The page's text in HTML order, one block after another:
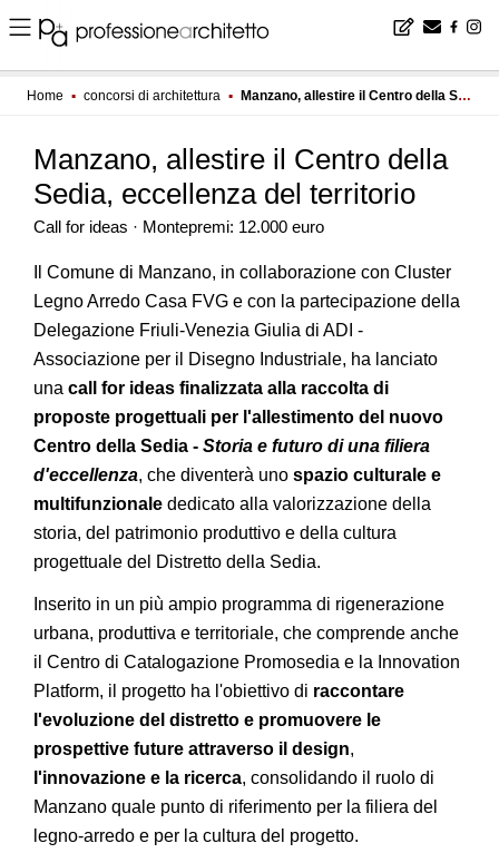
Home ▪ concorsi di architettura ▪ Manzano, allestire il Centro della Sedia, eccellenza del territorio
Manzano, allestire il Centro della
Sedia, eccellenza del territorio
Call for ideas · Montepremi: 12.000 euro
Il Comune di Manzano, in collaborazione con Cluster
Legno Arredo Casa FVG e con la partecipazione della
Delegazione Friuli-Venezia Giulia di ADI -
Associazione per il Disegno Industriale, ha lanciato
una call for ideas finalizzata alla raccolta di
proposte progettuali per l'allestimento del nuovo
Centro della Sedia - Storia e futuro di una filiera
d'eccellenza, che diventerà uno spazio culturale e
multifunzionale dedicato alla valorizzazione della
storia, del patrimonio produttivo e della cultura
progettuale del Distretto della Sedia.
Inserito in un più ampio programma di rigenerazione
urbana, produttiva e territoriale, che comprende anche
il Centro di Catalogazione Promosedia e la Innovation
Platform, il progetto ha l'obiettivo di raccontare
l'evoluzione del distretto e promuovere le
prospettive future attraverso il design,
l'innovazione e la ricerca, consolidando il ruolo di
Manzano quale punto di riferimento per la filiera del
legno-arredo e per la cultura del progetto.